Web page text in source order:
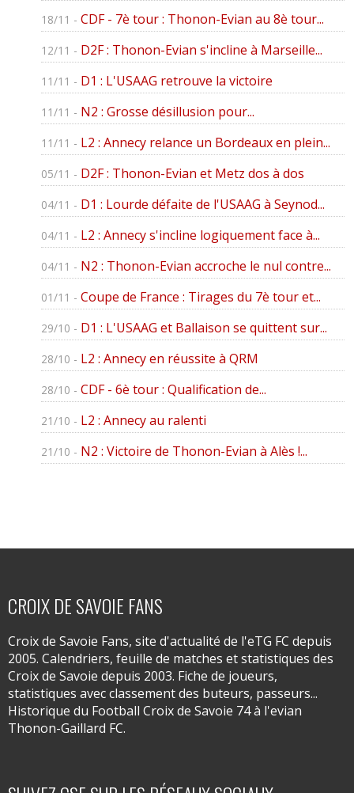
18/11 - CDF - 7è tour : Thonon-Evian au 8è tour...
12/11 - D2F : Thonon-Evian s'incline à Marseille...
11/11 - D1 : L'USAAG retrouve la victoire
11/11 - N2 : Grosse désillusion pour...
11/11 - L2 : Annecy relance un Bordeaux en plein...
05/11 - D2F : Thonon-Evian et Metz dos à dos
04/11 - D1 : Lourde défaite de l'USAAG à Seynod...
04/11 - L2 : Annecy s'incline logiquement face à...
04/11 - N2 : Thonon-Evian accroche le nul contre...
01/11 - Coupe de France : Tirages du 7è tour et...
29/10 - D1 : L'USAAG et Ballaison se quittent sur...
28/10 - L2 : Annecy en réussite à QRM
28/10 - CDF - 6è tour : Qualification de...
21/10 - L2 : Annecy au ralenti
21/10 - N2 : Victoire de Thonon-Evian à Alès !...
CROIX DE SAVOIE FANS
Croix de Savoie Fans, site d'actualité de l'eTG FC depuis
2005. Calendriers, feuille de matches et statistiques des
Croix de Savoie depuis 2003. Fiche de joueurs,
statistiques avec classement des buteurs, passeurs...
Historique du Football Croix de Savoie 74 à l'evian
Thonon-Gaillard FC.